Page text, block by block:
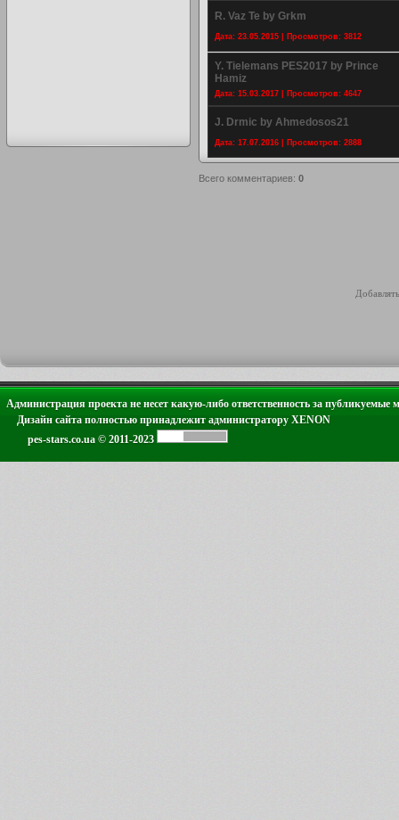
R. Vaz Te by Grkm
Дата: 23.05.2015 | Просмотров: 3812
Y. Tielemans PES2017 by Prince
Hamiz
Дата: 15.03.2017 | Просмотров: 4647
J. Drmic by Ahmedosos21
Дата: 17.07.2016 | Просмотров: 2888
Всего комментариев: 0
Администрация проекта не несет какую-либо ответственность за публикуемые
Дизайн сайта полностью принадлежит администратору XENON
pes-stars.co.ua © 2011-2023